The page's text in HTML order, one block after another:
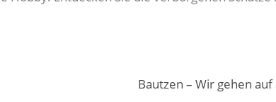
Bautzen – Wir gehen auf